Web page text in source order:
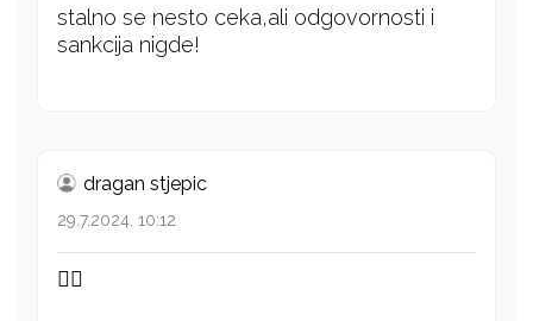
stalno se nesto ceka,ali odgovornosti i
sankcija nigde!
dragan stjepic
29.7.2024. 10:12
👍🏻